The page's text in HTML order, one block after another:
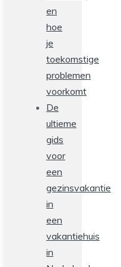
en
hoe
je
toekomstige
problemen
voorkomt
De
ultieme
gids
voor
een
gezinsvakantie
in
een
vakantiehuis
in